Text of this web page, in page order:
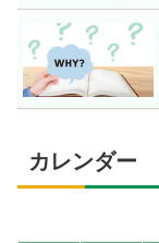
カレンダー